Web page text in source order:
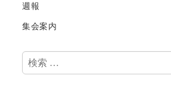
週報
集会案内
検
索